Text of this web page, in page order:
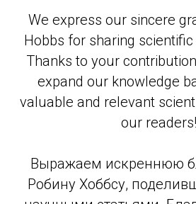
We express our sincere
Hobbs for sharing
Thanks to your
expand our knowledge
valuable and relevant
our readers!
Выражаем искреннюю
Робину Хоббсу,